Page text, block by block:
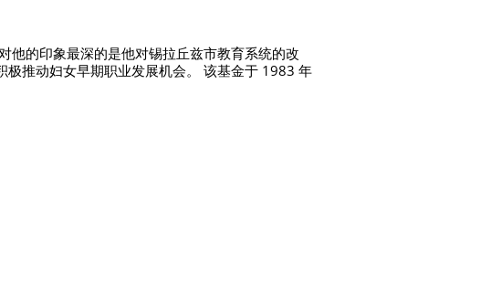
的印象最深的是他对锡拉丘兹市教育系统的改
推动妇女早期职业发展机会。 该基金于 1983 年